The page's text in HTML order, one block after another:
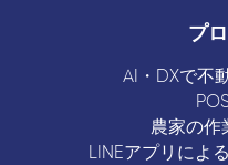
プ
AI・DXで不
農家の作
LINEアプリによ